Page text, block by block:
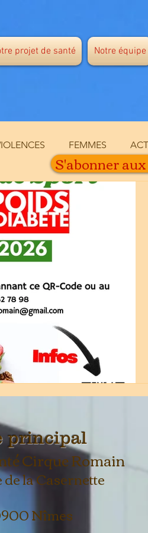
projet de santé Notre équipe
FEMMES
SANTE MENTALE
MEDICALE
S'abonner
principal
Cirque Romain
de la Casernette
Nîmes